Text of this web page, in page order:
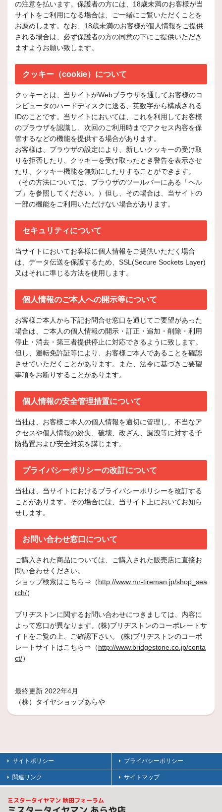
の注意を払います。保護者の方には、18歳未満のお客様が当
サイトをご利用になる場合は、ご一緒にご覧いただくことを
お薦めします。なお、18歳未満のお客様が個人情報をご提供
される場合は、必ず保護者の方の同意の下にご提供いただき
ますようお願い致します。
クッキー（cookie）について
クッキーとは、当サイトがWebブラウザを通してお客様のコ
ンピュータのハードディスクに送る、英数字から構成される
IDのことです。当サイトにおいては、これを利用してお客様
のブラウザを認識し、次回のご利用時までアクセス内容を保
管するなどの機能を提供する場合があります。
お客様は、ブラウザの設定により、新しいクッキーの受け取
りを拒否したり、クッキーを受け取ったとき警告を表示させ
たり、クッキー機能を無効にしたりすることができます。
（その方法については、ブラウザのツールバーにある「ヘル
プ」を参照してください。）但し、その場合は、当サイトの
一部の機能をご利用いただけない場合があります。
セキュリティについて
当サイトにおいてお客様に個人情報をご提供いただく場合
は、データ伝送を保護するため、SSL(Secure Sockets Layer)
又はそれに準じる方法を使用します。
個人情報のご本人への開示等について
お客様ご本人から下記お問合せ窓口を通じてご要望があった
場合は、ご本人の個人情報の開示・訂正・追加・削除・利用
停止・消去・第三者提供停止に対応できるように致します。
但し、運転免許証等により、お客様ご本人であることを確認
させていただくことがあります。また、法令に基づきご要望
事項をお断りすることがあります。
個人情報の安全管理措置について
当社は、お客様ご本人の個人情報を適切に管理し、不当なア
クセスや個人情報の紛失、破壊、改ざん、漏洩等に対する予
防措置および安全対策を講じます。
プライバシーポリシーの改訂について
当社は、当サイトにおけるプライバシーポリシーを改訂する
ことがあります。その場合には、当サイト上においてお知ら
せします。
お問い合わせ窓口について
ご購入された商品については、ご購入された販売店に直接お
問い合わせください。
ショップ検索はこちら⇒（http://www.mr-tireman.jp/shop_sea
rch/）
ブリヂストンに関するお問い合わせにつきましては、内容に
よって窓口が異なります。(株)ブリヂストンのコーポレートサ
イトをご覧の上、ご確認下さい。 (株)ブリヂストンのコーポ
レートサイトはこちら⇒（http://www.bridgestone.co.jp/conta
ct/）
最終更新 2022年4月
（株）タイヤショップあらや
サイトポリシー プライバシーポリシー
関連リンク サイトマップ
ミスタータイヤマン 秋田フォーラム